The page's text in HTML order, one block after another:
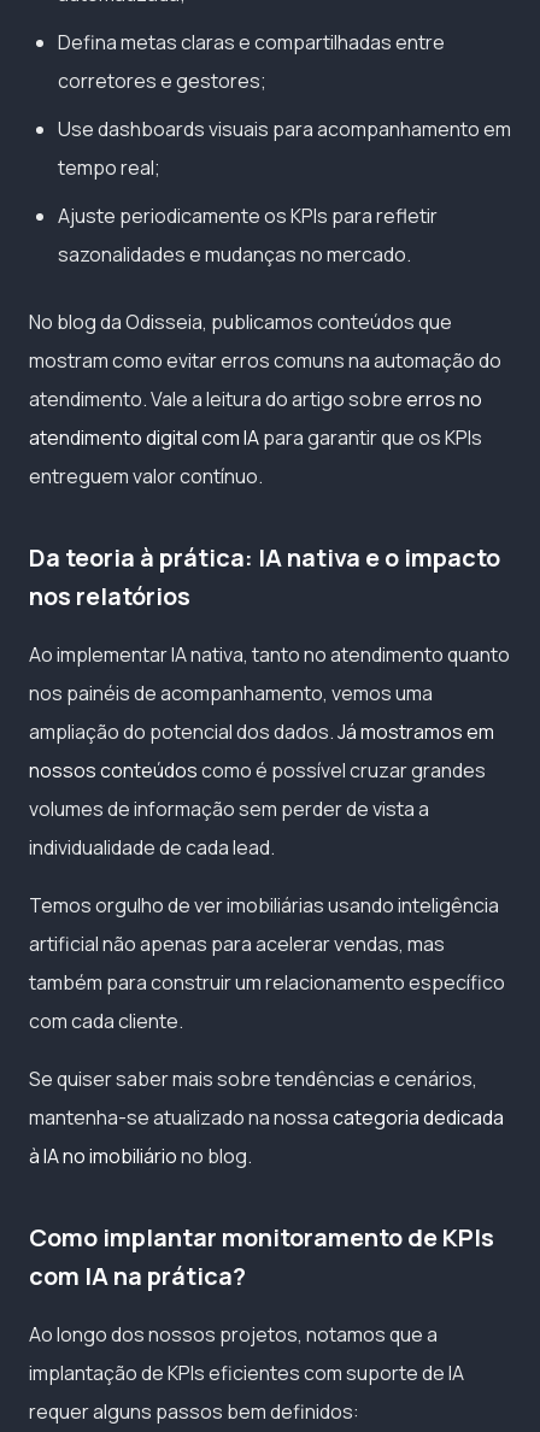
Defina metas claras e compartilhadas entre
corretores e gestores;
Use dashboards visuais para acompanhamento em
tempo real;
Ajuste periodicamente os KPIs para refletir
sazonalidades e mudanças no mercado.
No blog da Odisseia, publicamos conteúdos que
mostram como evitar erros comuns na automação do
atendimento. Vale a leitura do artigo sobreerros no
atendimento digital com IApara garantir que os KPIs
entreguem valor contínuo.
Da teoria à prática: IA nativa e o impacto
nos relatórios
Ao implementar IA nativa, tanto no atendimento quanto
nos painéis de acompanhamento, vemos uma
ampliação do potencial dos dados.Já mostramos em
nossos conteúdoscomo é possível cruzar grandes
volumes de informação sem perder de vista a
individualidade de cada lead.
Temos orgulho de ver imobiliárias usando inteligência
artificial não apenas para acelerar vendas, mas
também para construir um relacionamento específico
com cada cliente.
Se quiser saber mais sobre tendências e cenários,
mantenha-se atualizado na nossacategoria dedicada
à IA no imobiliáriono blog.
Como implantar monitoramento de KPIs
com IA na prática?
Ao longo dos nossos projetos, notamos que a
implantação de KPIs eficientes com suporte de IA
requer alguns passos bem definidos: